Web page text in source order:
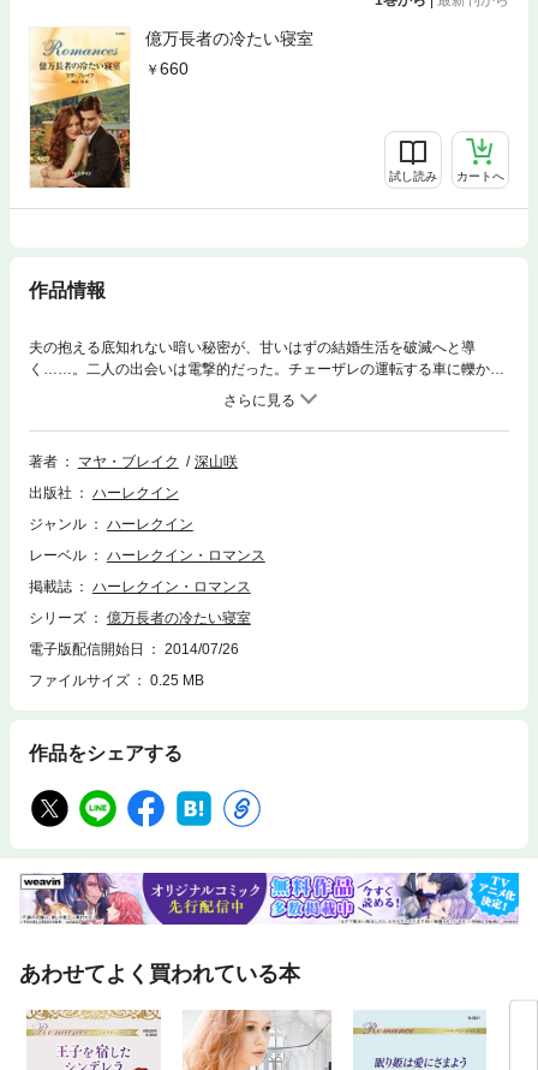
億万長者の冷たい寝室
660
試し読み カートへ
作品情報
夫の抱える底知れない暗い秘密が、甘いはずの結婚生活を破滅へと導
く……。二人の出会いは電撃的だった。チェーザレの運転する車に轢かれ
そうになったアーヴァは、急いで車から降りたゴージャスな彼に目が釘付
けになった。互いに名前を名乗り合う間も惜しいほど二人は瞬時に燃えあ
がり、気づけば車のボンネットの上で愛し合っていたのだ。コモ湖畔に大
邸宅を構える億万長者チェーザレとの結婚と妊娠、愛娘の誕生──完璧な
寝室で冷たくあしらわれたとき、必死ですがるアーヴァの耳に、夫のとど
めのひと言が聞こえた。「僕は君がほしかった。だが君を愛していると言
著者 マヤ・ブレイク
深山咲
出版社
ハーレクイン
ジャンル
ハーレクイン
レーベル
ハーレクイン・ロマンス
掲載誌
ハーレクイン・ロマンス
シリーズ
億万長者の冷たい寝室
電子版配信開始日
2014/07/26
ファイルサイズ
0.25 MB
作品をシェアする
あわせてよく買われている本